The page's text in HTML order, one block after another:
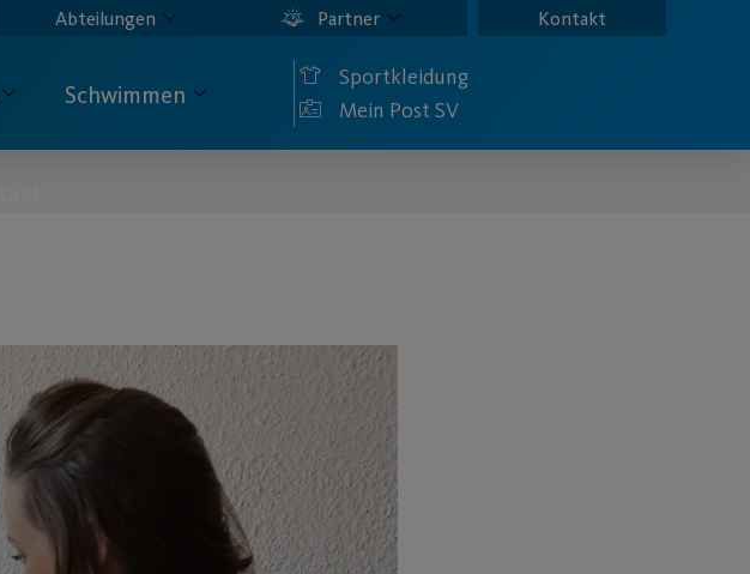
Abteilungen Partner Kontakt
Schwimmen
Sportkleidung
Mein Post SV